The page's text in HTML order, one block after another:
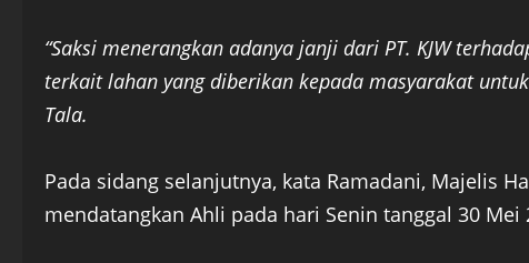
“Saksi menerangkan adanya janji dari PT. KJW
terkait lahan yang diberikan kepada masyarakat
Tala.
Pada sidang selanjutnya, kata Ramadani, Majelis
mendatangkan Ahli pada hari Senin tanggal 30 Mei